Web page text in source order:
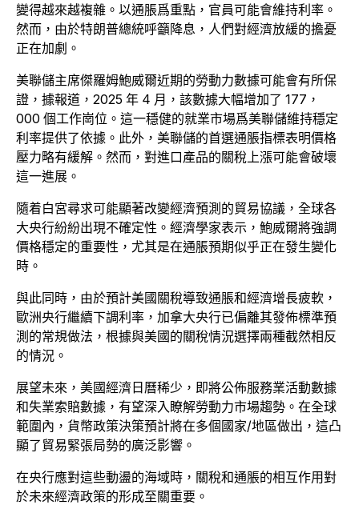
變得越來越複雜。以通脹爲重點，官員可能會維持利率。
然而，由於特朗普總統呼籲降息，人們對經濟放緩的擔憂
正在加劇。
美聯儲主席傑羅姆鮑威爾近期的勞動力數據可能會有所保
證，據報道，2025 年 4 月，該數據大幅增加了 177，
000 個工作崗位。這一穩健的就業市場爲美聯儲維持穩定
利率提供了依據。此外，美聯儲的首選通脹指標表明價格
壓力略有緩解。然而，對進口產品的關稅上漲可能會破壞
這一進展。
隨着白宮尋求可能顯著改變經濟預測的貿易協議，全球各
大央行紛紛出現不確定性。經濟學家表示，鮑威爾將強調
價格穩定的重要性，尤其是在通脹預期似乎正在發生變化
時。
與此同時，由於預計美國關稅導致通脹和經濟增長疲軟，
歐洲央行繼續下調利率，加拿大央行已偏離其發佈標準預
測的常規做法，根據與美國的關稅情況選擇兩種截然相反
的情況。
展望未來，美國經濟日曆稀少，即將公佈服務業活動數據
和失業索賠數據，有望深入瞭解勞動力市場趨勢。在全球
範圍內，貨幣政策決策預計將在多個國家/地區做出，這凸
顯了貿易緊張局勢的廣泛影響。
在央行應對這些動盪的海域時，關稅和通脹的相互作用對
於未來經濟政策的形成至關重要。